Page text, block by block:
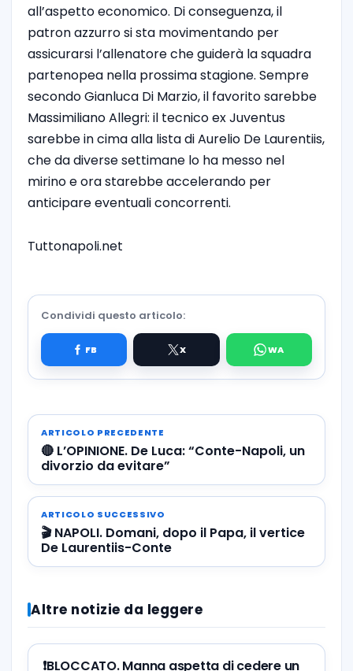
all’aspetto economico. Di conseguenza, il
patron azzurro si sta movimentando per
assicurarsi l’allenatore che guiderà la squadra
partenopea nella prossima stagione. Sempre
secondo Gianluca Di Marzio, il favorito sarebbe
Massimiliano Allegri: il tecnico ex Juventus
sarebbe in cima alla lista di Aurelio De Laurentiis,
che da diverse settimane lo ha messo nel
mirino e ora starebbe accelerando per
anticipare eventuali concorrenti.
Tuttonapoli.net
Condividi questo articolo:
ARTICOLO PRECEDENTE
🔴 L’OPINIONE. De Luca: “Conte-Napoli, un
divorzio da evitare”
ARTICOLO SUCCESSIVO
🎬 NAPOLI. Domani, dopo il Papa, il vertice
De Laurentiis-Conte
Altre notizie da leggere
❗️BLOCCATO. Manna aspetta di cedere un